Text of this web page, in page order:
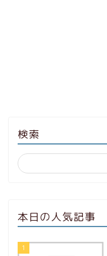
検索
本日の人気記事
1